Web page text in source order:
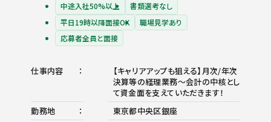
中途入社50%以上
書類選考なし
平日19時以降面接OK
職場見学あり
応募者全員と面接
仕事内容
【キャリアアップも狙える】月次/年次
決算等の経理業務～会計の中核とし
て資金面を支えていただきます！
勤務地
東京都中央区銀座